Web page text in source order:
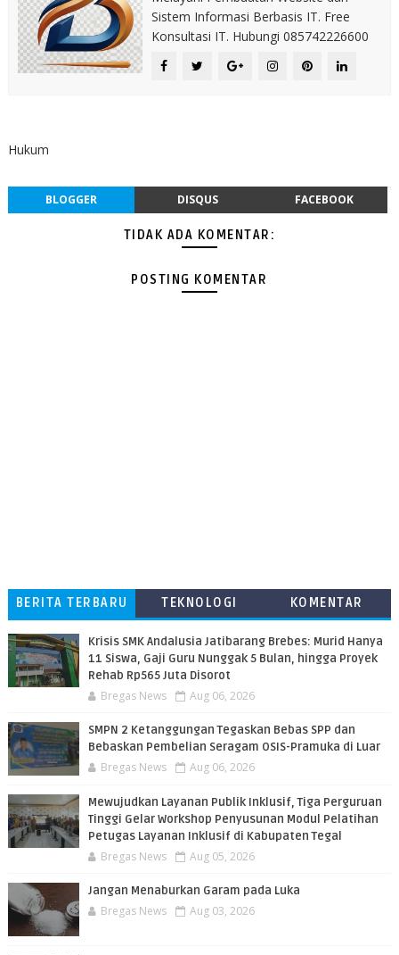
Sistem Informasi Berbasis IT. Free
Konsultasi IT. Hubungi 085742226600
Hukum
BLOGGER DISQUS FACEBOOK
TIDAK ADA KOMENTAR:
POSTING KOMENTAR
BERITA TERBARU TEKNOLOGI
KOMENTAR
Krisis SMK Andalusia Jatibarang Brebes: Murid Hanya
11 Siswa, Gaji Guru Nunggak 5 Bulan, hingga Proyek
Rehab Rp565 Juta Disorot
Bregas News Aug 06, 2026
SMPN 2 Ketanggungan Tegaskan Bebas SPP dan
Bebaskan Pembelian Seragam OSIS-Pramuka di Luar
Bregas News Aug 06, 2026
​Mewujudkan Layanan Publik Inklusif, Tiga Perguruan
Tinggi Gelar Workshop Penyusunan Modul Pelatihan
Petugas Layanan Inklusif di Kabupaten Tegal
Bregas News Aug 05, 2026
Jangan Menaburkan Garam pada Luka
Bregas News Aug 03, 2026